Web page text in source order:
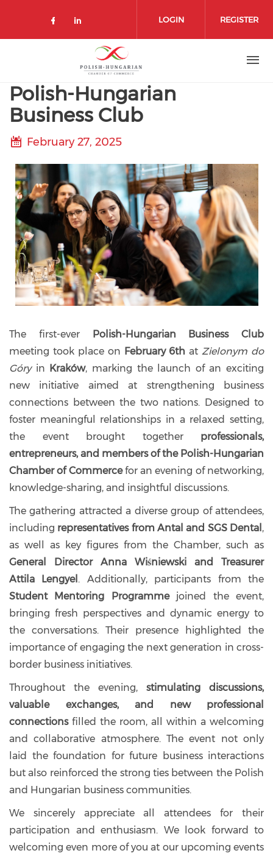
LOGIN REGISTER
Polish-Hungarian
Business Club
February 27, 2025
The first-ever
Polish-Hungarian Business Club
meeting took place on February 6th atZielonym do
Góryin Kraków, marking the launch of an exciting
new initiative aimed at strengthening business
connections between the two nations. Designed to
foster meaningful relationships in a relaxed setting,
the event brought together professionals,
entrepreneurs, and members of the Polish-Hungarian
Chamber of Commercefor an evening of networking,
knowledge-sharing, and insightful discussions.
The gathering attracted a diverse group of attendees,
including representatives from Antal and SGS Dental ,
as well as key figures from the Chamber, such as
General Director Anna Wiśniewski and Treasurer
Attila Lengyel . Additionally, participants from the
Student Mentoring Programmejoined the event,
bringing fresh perspectives and dynamic energy to
the conversations. Their presence highlighted the
importance of engaging the next generation in cross-
border business initiatives.
Throughout the evening, stimulating discussions,
valuable exchanges, and new professional
connectionsfilled the room, all within a welcoming
and collaborative atmosphere. The event not only
laid the foundation for future business interactions
but also reinforced the strong ties between the Polish
and Hungarian business communities.
We sincerely appreciate all attendees for their
participation and enthusiasm. We look forward to
welcoming even more of you at our upcoming events